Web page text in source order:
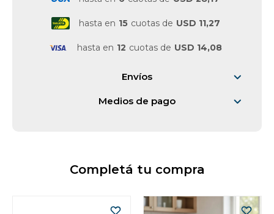
hasta en 15 cuotas de USD 11,27
hasta en 12 cuotas de USD 14,08
Envíos
Medios de pago
Completá tu compra